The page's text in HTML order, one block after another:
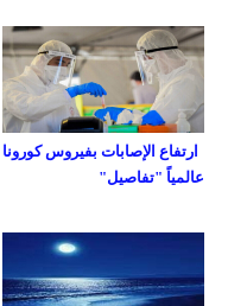
ارتفاع الإصابات بفيروس كورونا
عالمياً "تفاصيل"